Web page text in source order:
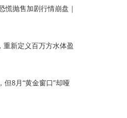
慌抛售加剧行情崩盘｜
新定义百万方水体盈
8月“黄金窗口”却哑